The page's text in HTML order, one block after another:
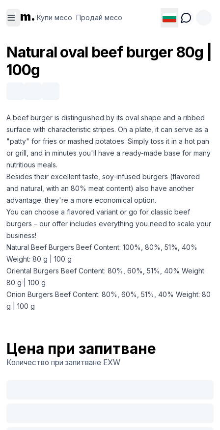
m. Купи месо Продай месо
месо
месо
Natural oval beef burger 80g |
100g
A beef burger is distinguished by its oval shape and a ribbed
surface with characteristic stripes. On a plate, it can serve as a
"patty" for fries or mashed potatoes. Simply toss it in a hot pan
or grill, and in minutes you'll have a ready-made base for many
nutritious meals.
Besides their excellent taste, soy-infused burgers (flavored
and natural, with an 80% meat content) also have another
advantage: they're a more economical option.
You can choose a flavored variant or go for classic beef
burgers – our offer includes everything you need to scale your
business!
Natural Beef Burgers Beef Content: 100%, 80%, 51%, 40%
Weight: 80 g | 100 g
Oriental Burgers Beef Content: 80%, 60%, 51%, 40% Weight:
80 g | 100 g
Onion Burgers Beef Content: 80%, 60%, 51%, 40% Weight: 80
g | 100 g
Цена при запитване
Количество при запитване EXW